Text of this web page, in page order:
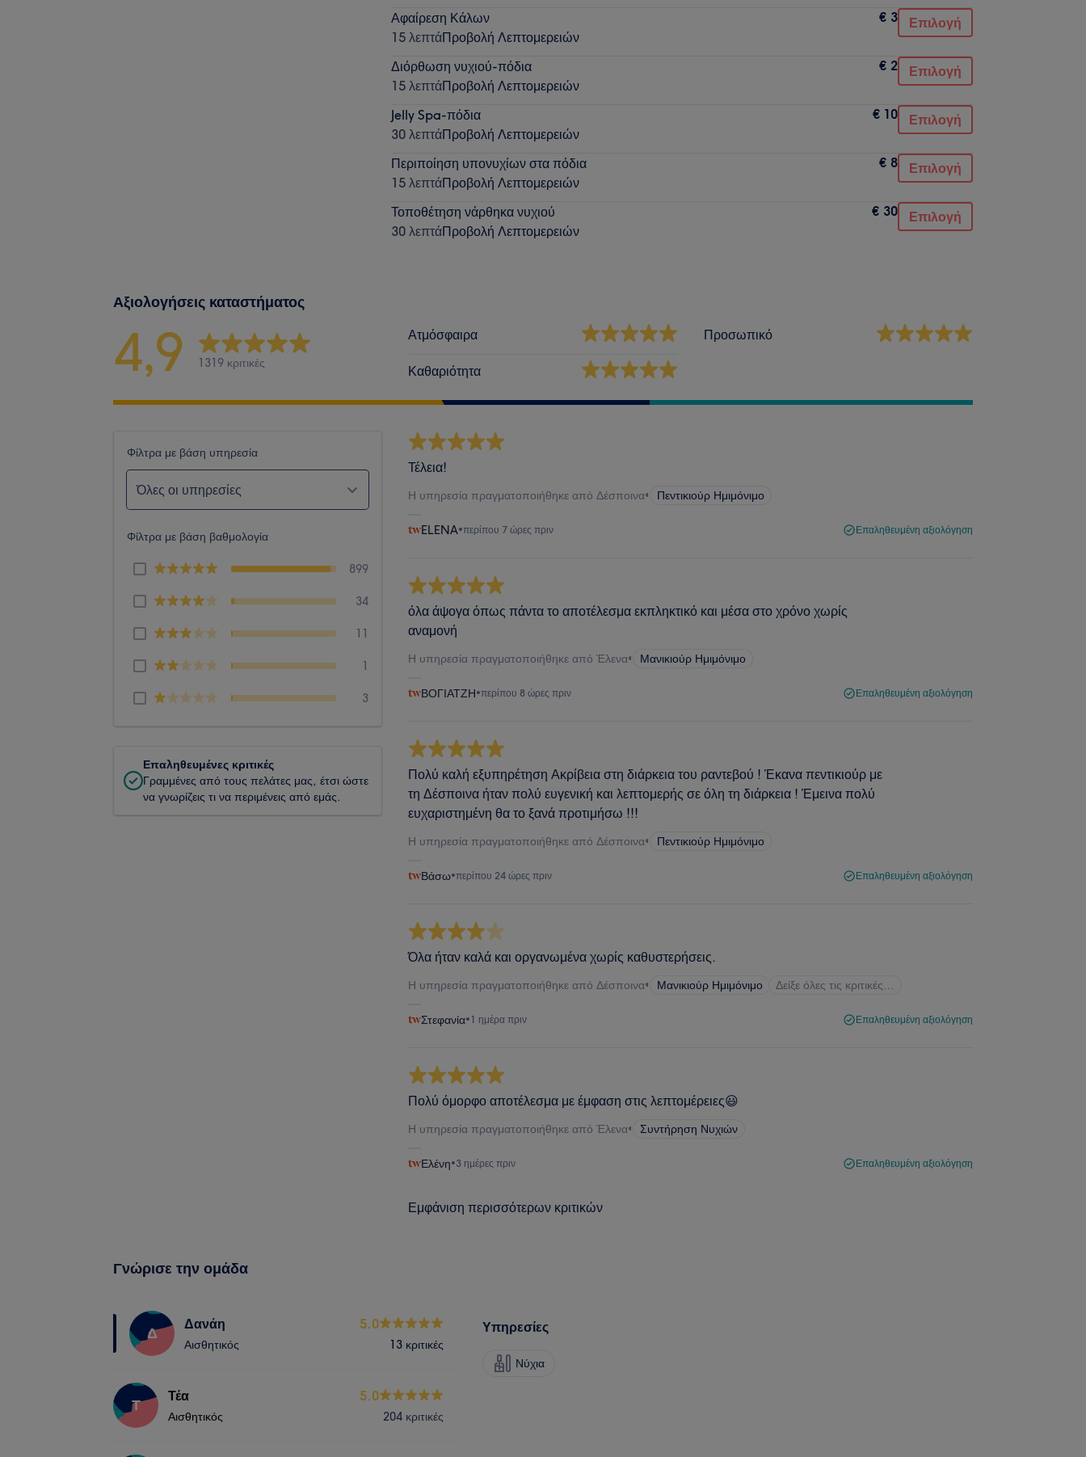
Αφαίρεση Κάλων
15 λεπτάΠροβολή Λεπτομερειών
€ 3 Επιλογή
Διόρθωση νυχιού-πόδια
15 λεπτάΠροβολή Λεπτομερειών
€ 2 Επιλογή
Jelly Spa-πόδια
30 λεπτάΠροβολή Λεπτομερειών
€ 10 Επιλογή
Περιποίηση υπονυχίων στα πόδια
15 λεπτάΠροβολή Λεπτομερειών
€ 8 Επιλογή
Τοποθέτηση νάρθηκα νυχιού
30 λεπτάΠροβολή Λεπτομερειών
€ 30 Επιλογή
Αξιολογήσεις καταστήματος
4,9 1319 κριτικές
Ατμόσφαιρα
Καθαριότητα
Προσωπικό
Φίλτρα με βάση υπηρεσία
Όλες οι υπηρεσίες
Φίλτρα με βάση βαθμολογία
899
34
11
1
3
Επαληθευμένες κριτικές
Γραμμένες από τους πελάτες μας, έτσι ώστε
να γνωρίζεις τι να περιμένεις από εμάς.
Τέλεια!
Η υπηρεσία πραγματοποιήθηκε από Δέσποινα• Πεντικιούρ Ημιμόνιμο
ELENA•περίπου 7 ώρες πριν Επαληθευμένη αξιολόγηση
όλα άψογα όπως πάντα το αποτέλεσμα εκπληκτικό και μέσα στο χρόνο χωρίς
αναμονή
Η υπηρεσία πραγματοποιήθηκε από Έλενα• Μανικιούρ Ημιμόνιμο
ΒΟΓΙΑΤΖΗ•περίπου 8 ώρες πριν Επαληθευμένη αξιολόγηση
Πολύ καλή εξυπηρέτηση Ακρίβεια στη διάρκεια του ραντεβού ! Έκανα πεντικιούρ με
τη Δέσποινα ήταν πολύ ευγενική και λεπτομερής σε όλη τη διάρκεια ! Έμεινα πολύ
ευχαριστημένη θα το ξανά προτιμήσω !!!
Η υπηρεσία πραγματοποιήθηκε από Δέσποινα• Πεντικιούρ Ημιμόνιμο
Βάσω•περίπου 24 ώρες πριν Επαληθευμένη αξιολόγηση
Όλα ήταν καλά και οργανωμένα χωρίς καθυστερήσεις.
Η υπηρεσία πραγματοποιήθηκε από Δέσποινα• Μανικιούρ Ημιμόνιμο Δείξε όλες τις κριτικές…
Στεφανία•1 ημέρα πριν Επαληθευμένη αξιολόγηση
Πολύ όμορφο αποτέλεσμα με έμφαση στις λεπτομέρειες😃
Η υπηρεσία πραγματοποιήθηκε από Έλενα• Συντήρηση Νυχιών
Ελένη•3 ημέρες πριν Επαληθευμένη αξιολόγηση
Εμφάνιση περισσότερων κριτικών
Γνώρισε την ομάδα
Δ Δανάη
Αισθητικός
5.0
13 κριτικές
Τ Τέα
Αισθητικός
5.0
204 κριτικές
Υπηρεσίες
Νύχια